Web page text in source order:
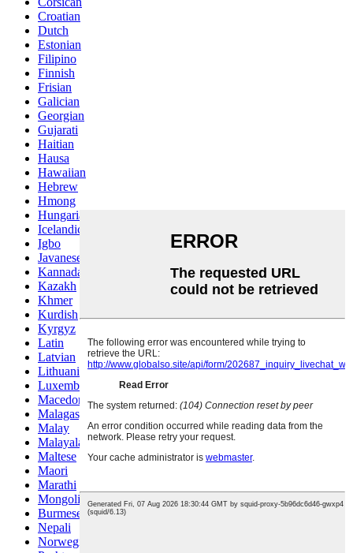
Croatian
Dutch
Estonian
Filipino
Finnish
Frisian
Galician
Georgian
Gujarati
Haitian
Hausa
Hawaiian
Hebrew
Hmong
Hungarian
Icelandic
Igbo
Javanese
Kannada
Kazakh
Khmer
Kurdish
Kyrgyz
Latin
Latvian
Lithuanian
Luxembou..
Macedonian
Malagasy
Malay
Malayalam
Maltese
Maori
Marathi
Mongolian
Burmese
Nepali
Norwegian